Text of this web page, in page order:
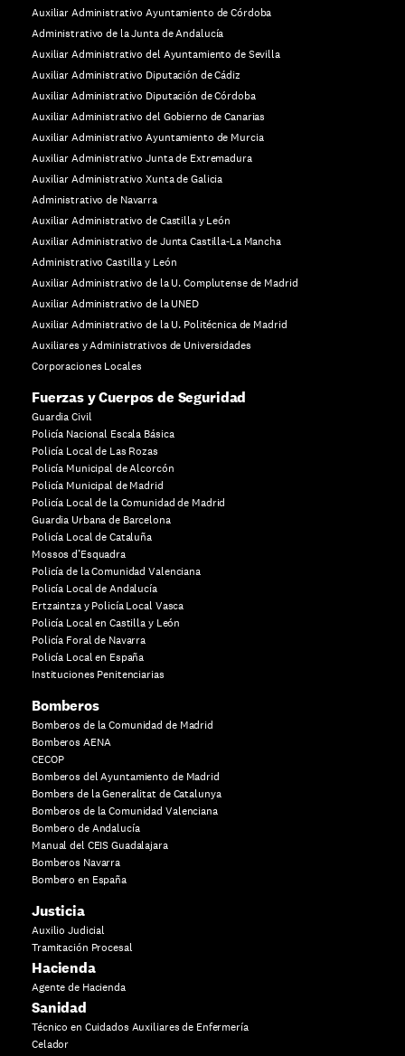
Auxiliar Administrativo Ayuntamiento de Córdoba
Administrativo de la Junta de Andalucía
Auxiliar Administrativo del Ayuntamiento de Sevilla
Auxiliar Administrativo Diputación de Cádiz
Auxiliar Administrativo Diputación de Córdoba
Auxiliar Administrativo del Gobierno de Canarias
Auxiliar Administrativo Ayuntamiento de Murcia
Auxiliar Administrativo Junta de Extremadura
Auxiliar Administrativo Xunta de Galicia
Administrativo de Navarra
Auxiliar Administrativo de Castilla y León
Auxiliar Administrativo de Junta Castilla-La Mancha
Administrativo Castilla y León
Auxiliar Administrativo de la U. Complutense de Madrid
Auxiliar Administrativo de la UNED
Auxiliar Administrativo de la U. Politécnica de Madrid
Auxiliares y Administrativos de Universidades
Corporaciones Locales
Fuerzas y Cuerpos de Seguridad
Guardia Civil
Policía Nacional Escala Básica
Policía Local de Las Rozas
Policía Municipal de Alcorcón
Policía Municipal de Madrid
Policía Local de la Comunidad de Madrid
Guardia Urbana de Barcelona
Policía Local de Cataluña
Mossos d’Esquadra
Policía de la Comunidad Valenciana
Policía Local de Andalucía
Ertzaintza y Policía Local Vasca
Policía Local en Castilla y León
Policía Foral de Navarra
Policía Local en España
Instituciones Penitenciarias
Bomberos
Bomberos de la Comunidad de Madrid
Bomberos AENA
CECOP
Bomberos del Ayuntamiento de Madrid
Bombers de la Generalitat de Catalunya
Bomberos de la Comunidad Valenciana
Bombero de Andalucía
Manual del CEIS Guadalajara
Bomberos Navarra
Bombero en España
Justicia
Auxilio Judicial
Tramitación Procesal
Hacienda
Agente de Hacienda
Sanidad
Técnico en Cuidados Auxiliares de Enfermería
Celador